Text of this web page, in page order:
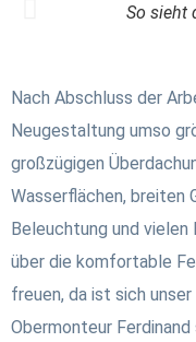
So sieht
Nach Abschluss der
Neugestaltung umso
großzügigen
Wasserflächen, breiten
Beleuchtung und vielen
über die komfortable
freuen, da ist sich
Obermonteur Ferdinand